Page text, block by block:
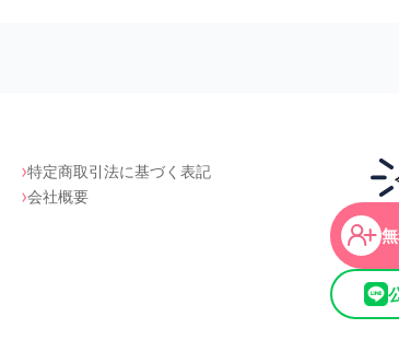
特定商取引法に基づく表記
会社概要